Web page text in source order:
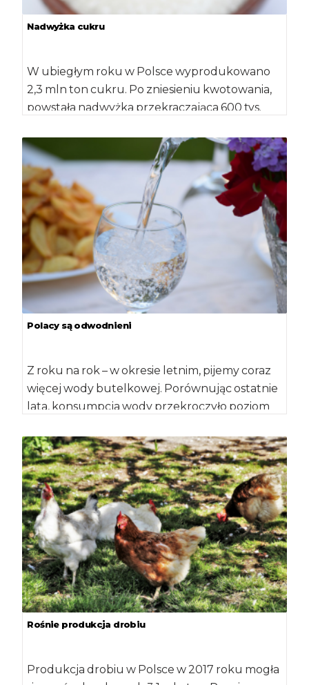
Nadwyżka cukru
W ubiegłym roku w Polsce wyprodukowano
2,3 mln ton cukru. Po zniesieniu kwotowania,
powstała nadwyżka przekraczająca 600 tys.
Polacy są odwodnieni
Z roku na rok – w okresie letnim, pijemy coraz
więcej wody butelkowej. Porównując ostatnie
lata, konsumpcja wody przekroczyło poziom
Rośnie produkcja drobiu
Produkcja drobiu w Polsce w 2017 roku mogła